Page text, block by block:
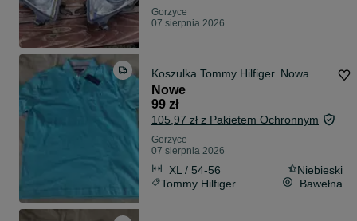
Gorzyce
07 sierpnia 2026
Koszulka Tommy Hilfiger. Nowa.
Nowe
99 zł
105,97 zł z Pakietem Ochronnym
Gorzyce
07 sierpnia 2026
XL / 54-56
Niebieski
Tommy Hilfiger
Bawełna